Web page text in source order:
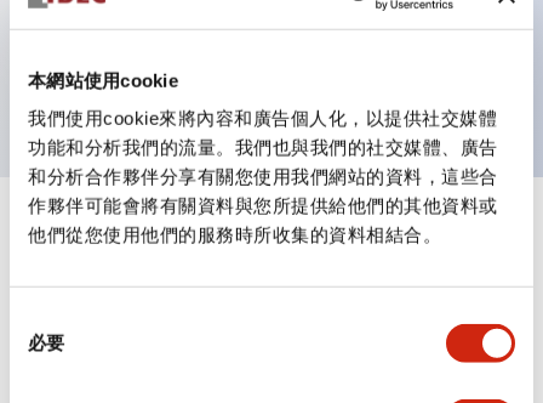
本網站使用cookie
我們使用cookie來將內容和廣告個人化，以提供社交媒體
功能和分析我們的流量。我們也與我們的社交媒體、廣告
和分析合作夥伴分享有關您使用我們網站的資料，這些合
作夥伴可能會將有關資料與您所提供給他們的其他資料或
他們從您使用他們的服務時所收集的資料相結合。
必要
接點塊）。可實現省空間設計。
防護結構
規格
審美規範
環境規範